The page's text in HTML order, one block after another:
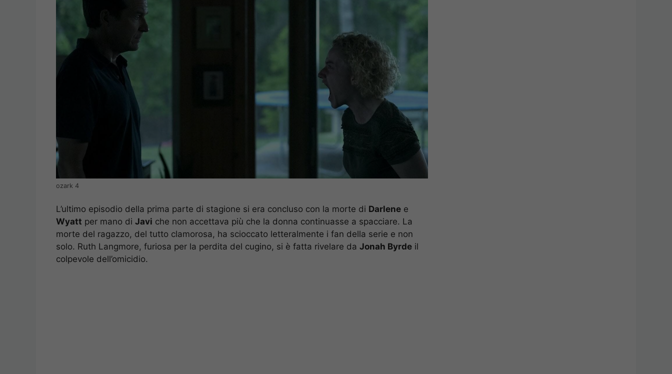
ozark 4
L’ultimo episodio della prima parte di stagione si era concluso con la morte di Darlene e
Wyatt per mano di Javi che non accettava più che la donna continuasse a spacciare. La
morte del ragazzo, del tutto clamorosa, ha scioccato letteralmente i fan della serie e non
solo. Ruth Langmore, furiosa per la perdita del cugino, si è fatta rivelare da Jonah Byrde il
colpevole dell’omicidio.